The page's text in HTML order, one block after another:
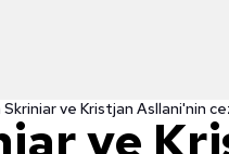
Skriniar ve Kristjan Asllani'nin
ve